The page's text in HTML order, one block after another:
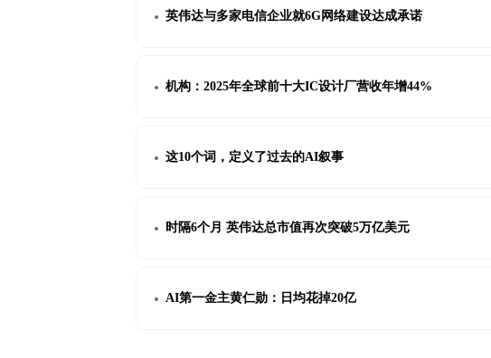
英伟达与多家电信企业就6G网络建设达成承诺
机构：2025年全球前十大IC设计厂营收年增44%
这10个词，定义了过去的AI叙事
时隔6个月 英伟达总市值再次突破5万亿美元
AI第一金主黄仁勋：日均花掉20亿